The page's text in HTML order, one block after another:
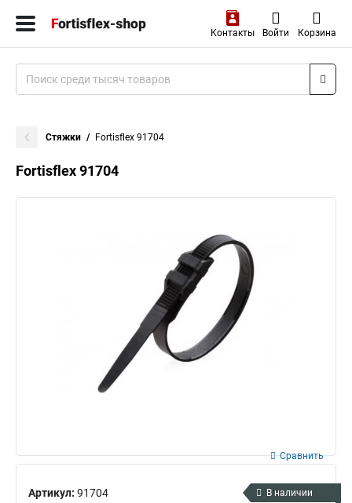
Контакты Войти Корзина
Стяжки Fortisflex 91704
Fortisflex 91704
Артикул: 91704
Сравнить
В наличии